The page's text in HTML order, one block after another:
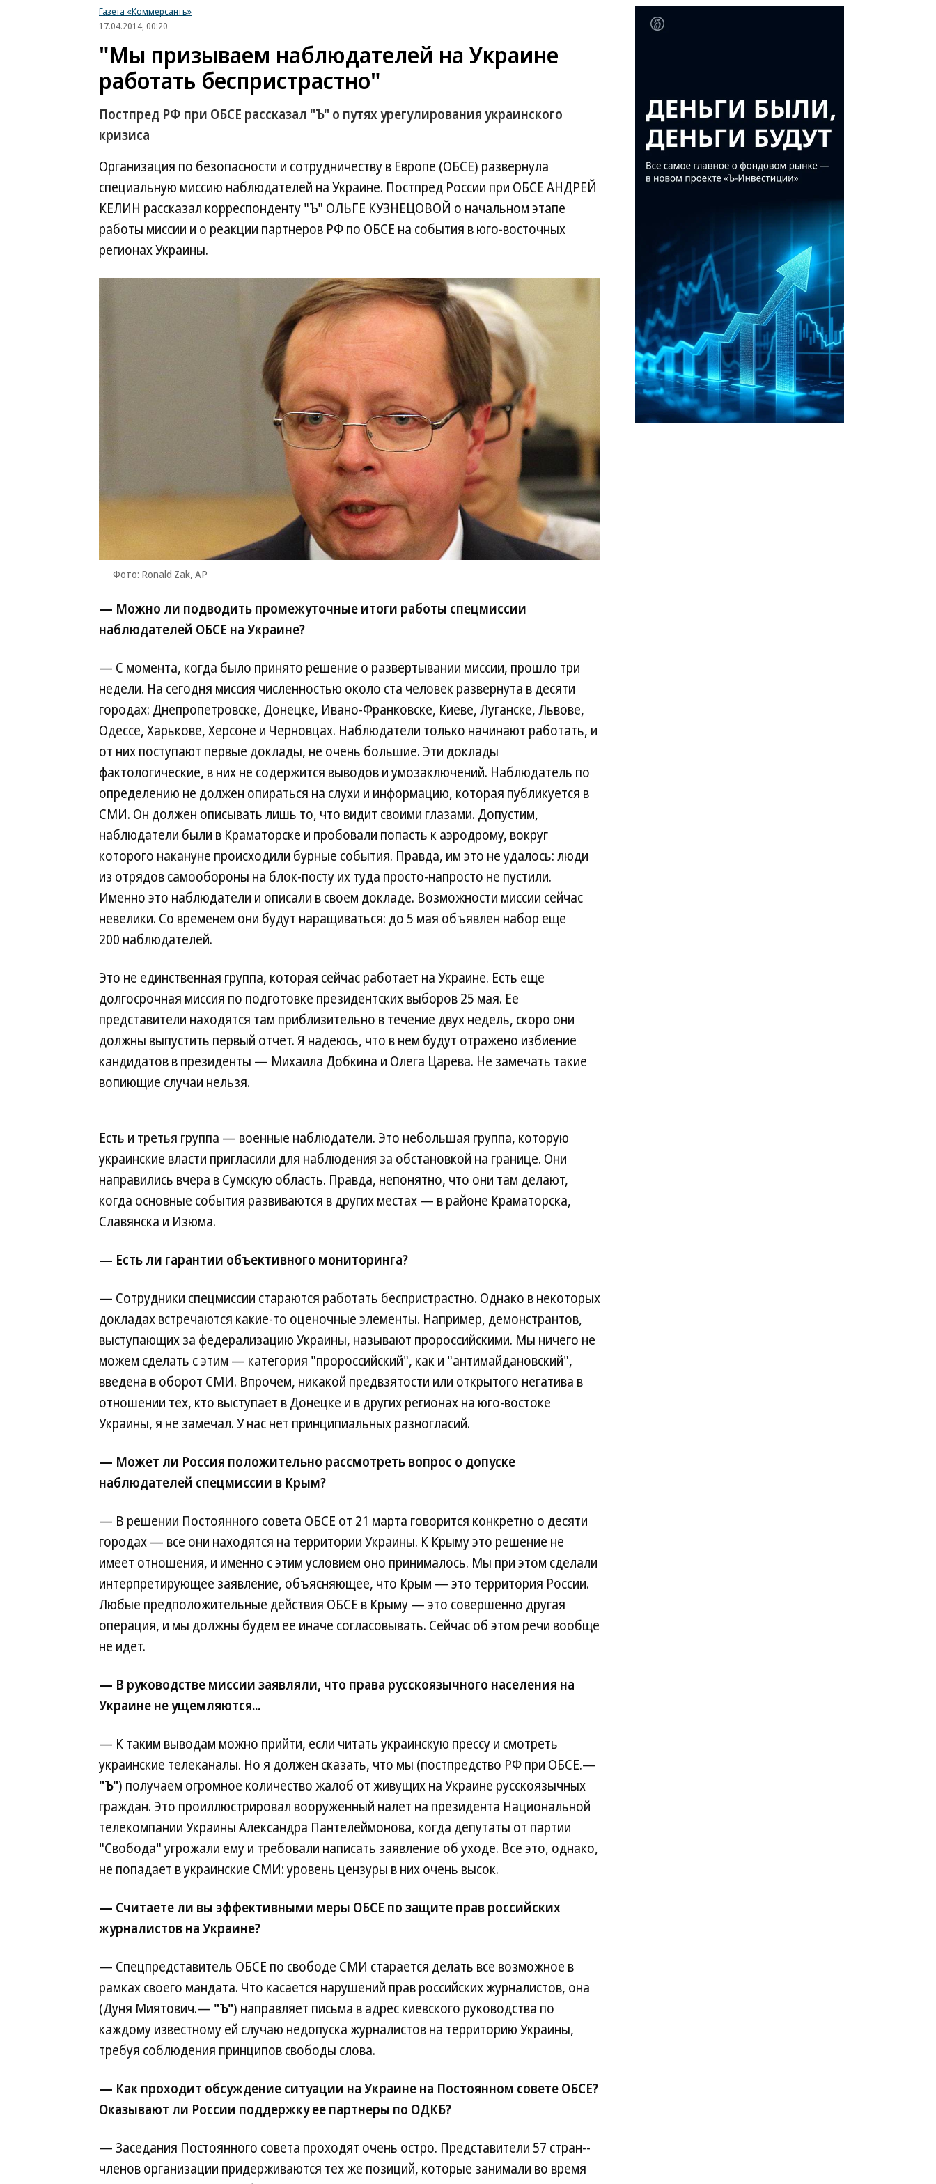
Газета «Коммерсантъ»
17.04.2014, 00:20
"Мы призываем наблюдателей на Украине
работать беспристрастно"
Постпред РФ при ОБСЕ рассказал "Ъ" о путях урегулирования украинского
кризиса
Организация по безопасности и сотрудничеству в Европе (ОБСЕ) развернула
специальную миссию наблюдателей на Украине. Постпред России при ОБСЕ АНДРЕЙ
КЕЛИН рассказал корреспонденту "Ъ" ОЛЬГЕ КУЗНЕЦОВОЙ о начальном этапе
работы миссии и о реакции партнеров РФ по ОБСЕ на события в юго-восточных
регионах Украины.
Фото: Ronald Zak, AP
— Можно ли подводить промежуточные итоги работы спецмиссии
наблюдателей ОБСЕ на Украине?
— С момента, когда было принято решение о развертывании миссии, прошло три
недели. На сегодня миссия численностью около ста человек развернута в десяти
городах: Днепропетровске, Донецке, Ивано-Франковске, Киеве, Луганске, Львове,
Одессе, Харькове, Херсоне и Черновцах. Наблюдатели только начинают работать, и
от них поступают первые доклады, не очень большие. Эти доклады
фактологические, в них не содержится выводов и умозаключений. Наблюдатель по
определению не должен опираться на слухи и информацию, которая публикуется в
СМИ. Он должен описывать лишь то, что видит своими глазами. Допустим,
наблюдатели были в Краматорске и пробовали попасть к аэродрому, вокруг
которого накануне происходили бурные события. Правда, им это не удалось: люди
из отрядов самообороны на блок-посту их туда просто-напросто не пустили.
Именно это наблюдатели и описали в своем докладе. Возможности миссии сейчас
невелики. Со временем они будут наращиваться: до 5 мая объявлен набор еще
200 наблюдателей.
Это не единственная группа, которая сейчас работает на Украине. Есть еще
долгосрочная миссия по подготовке президентских выборов 25 мая. Ее
представители находятся там приблизительно в течение двух недель, скоро они
должны выпустить первый отчет. Я надеюсь, что в нем будут отражено избиение
кандидатов в президенты — Михаила Добкина и Олега Царева. Не замечать такие
вопиющие случаи нельзя.
Есть и третья группа — военные наблюдатели. Это небольшая группа, которую
украинские власти пригласили для наблюдения за обстановкой на границе. Они
направились вчера в Сумскую область. Правда, непонятно, что они там делают,
когда основные события развиваются в других местах — в районе Краматорска,
Славянска и Изюма.
— Есть ли гарантии объективного мониторинга?
— Сотрудники спецмиссии стараются работать беспристрастно. Однако в некоторых
докладах встречаются какие-то оценочные элементы. Например, демонстрантов,
выступающих за федерализацию Украины, называют пророссийскими. Мы ничего не
можем сделать с этим — категория "пророссийский", как и "антимайдановский",
введена в оборот СМИ. Впрочем, никакой предвзятости или открытого негатива в
отношении тех, кто выступает в Донецке и в других регионах на юго-востоке
Украины, я не замечал. У нас нет принципиальных разногласий.
— Может ли Россия положительно рассмотреть вопрос о допуске
наблюдателей спецмиссии в Крым?
— В решении Постоянного совета ОБСЕ от 21 марта говорится конкретно о десяти
городах — все они находятся на территории Украины. К Крыму это решение не
имеет отношения, и именно с этим условием оно принималось. Мы при этом сделали
интерпретирующее заявление, объясняющее, что Крым — это территория России.
Любые предположительные действия ОБСЕ в Крыму — это совершенно другая
операция, и мы должны будем ее иначе согласовывать. Сейчас об этом речи вообще
не идет.
— В руководстве миссии заявляли, что права русскоязычного населения на
Украине не ущемляются...
— К таким выводам можно прийти, если читать украинскую прессу и смотреть
украинские телеканалы. Но я должен сказать, что мы (постпредство РФ при ОБСЕ.—
"Ъ") получаем огромное количество жалоб от живущих на Украине русскоязычных
граждан. Это проиллюстрировал вооруженный налет на президента Национальной
телекомпании Украины Александра Пантелеймонова, когда депутаты от партии
"Свобода" угрожали ему и требовали написать заявление об уходе. Все это, однако,
не попадает в украинские СМИ: уровень цензуры в них очень высок.
— Считаете ли вы эффективными меры ОБСЕ по защите прав российских
журналистов на Украине?
— Спецпредставитель ОБСЕ по свободе СМИ старается делать все возможное в
рамках своего мандата. Что касается нарушений прав российских журналистов, она
(Дуня Миятович.— "Ъ") направляет письма в адрес киевского руководства по
каждому известному ей случаю недопуска журналистов на территорию Украины,
требуя соблюдения принципов свободы слова.
— Как проходит обсуждение ситуации на Украине на Постоянном совете ОБСЕ?
Оказывают ли России поддержку ее партнеры по ОДКБ?
— Заседания Постоянного совета проходят очень остро. Представители 57 стран--
членов организации придерживаются тех же позиций, которые занимали во время